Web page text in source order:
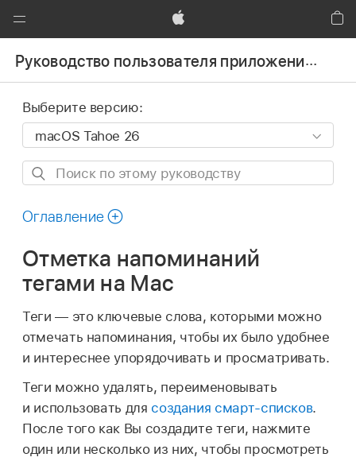
Открыть
меню
Apple
Руководство пользователя приложения «Напоминания»
Выберите версию:
Поиск
этому
Оглавление
Отметка напоминаний
тегами на Mac
Теги — это ключевые слова, которыми можно
отмечать напоминания, чтобы их было удобнее
и интереснее упорядочивать и просматривать.
Теги можно удалять, переименовывать
и использовать для создания смарт-списков.
После того как Вы создадите теги, нажмите
один или несколько из них, чтобы просмотреть